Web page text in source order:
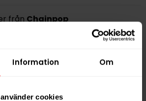
Information Om
cookies
frånChainpop
smaken